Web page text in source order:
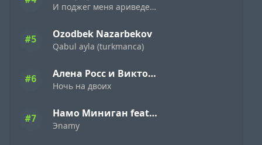
И поджег меня ариведерчи
#5 Ozodbek Nazarbekov
Qabul ayla (turkmanca)
#6 Алена Росс и Виктор Могилатов
Ночь на двоих
#7 Намо Миниган feat. Miyagi & Эндшпиль
Эnamy